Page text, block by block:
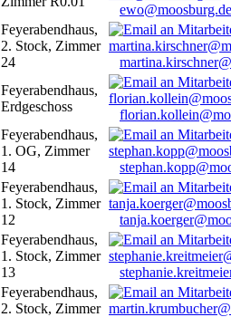
ewo@moosburg.de
Feyerabendhaus,
2. Stock, Zimmer
24
Feyerabendhaus,
Erdgeschoss
Feyerabendhaus,
1. OG, Zimmer
14
Feyerabendhaus,
1. Stock, Zimmer
12
Feyerabendhaus,
1. Stock, Zimmer
13
Feyerabendhaus,
2. Stock, Zimmer